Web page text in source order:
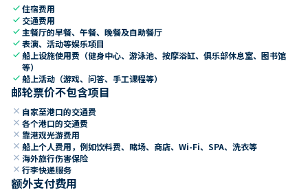
check住宿费用
check 交通费用
check 主餐厅的早餐、午餐、晚餐及自助餐厅
check表演、活动等娱乐项目
check船上设施使用费（健身中心、游泳池、按摩浴缸、俱乐部休息室、图书馆
等）
check船上活动（游戏、问答、手工课程等）
邮轮票价不包含项目
close 自家至港口的交通费
close 各个港口的交通费
close 靠港观光游费用
close 船上个人费用，例如饮料费、赌场、商店、Wi-Fi、SPA、洗衣等
close 海外旅行伤害保险
close 行李快递服务
额外支付费用